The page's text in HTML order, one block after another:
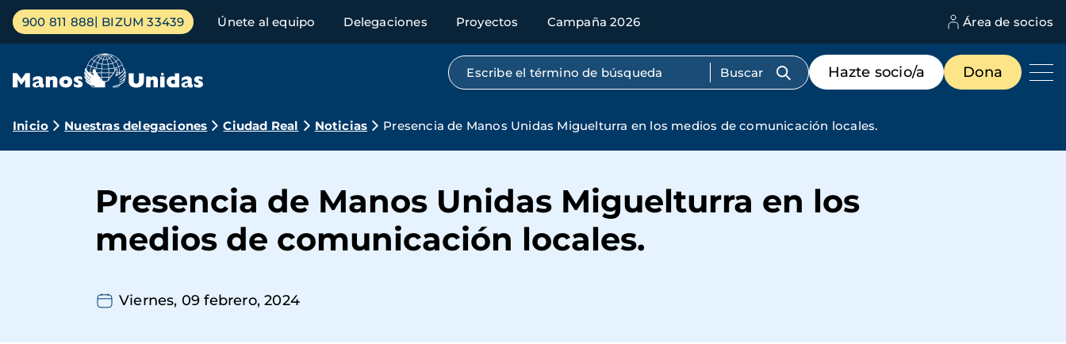
Pasar
contenido
Menú
principal
900 811 888 BIZUM 33439 Únete al equipo Delegaciones Proyectos Campaña 2026 Área de socios
Búsqueda por texto completo
Menú
de
destacados
Hazte socio/a Dona
Ruta
navegación
Inicio Nuestras delegaciones Ciudad Real Noticias Presencia de Manos Unidas Miguelturra en los medios de comunicación locales.
Presencia de Manos Unidas Miguelturra en los
medios de comunicación locales.
Viernes, 09 febrero, 2024